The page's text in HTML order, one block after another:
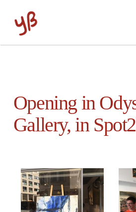
Opening in
Gallery, in